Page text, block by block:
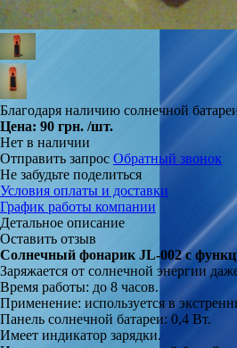
Благодаря наличию солнечной
Цена: 90 грн. /шт.
Нет в наличии
Отправить запрос Обратный звонок
Не забудьте поделиться
Условия оплаты и доставки
График работы компании
Детальное описание
Оставить отзыв
Солнечный фонарик JL-002c
Заряжается от солнечной энергии
Время работы: до 8 часов.
Применение: используется в
Панель солнечной батареи: 0,4 Вт.
Имеет индикатор зарядки.